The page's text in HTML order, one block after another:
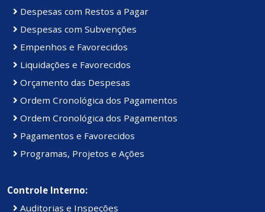
Despesas com Restos a Pagar
Despesas com Subvenções
Empenhos e Favorecidos
Liquidações e Favorecidos
Orçamento das Despesas
Ordem Cronológica dos Pagamentos
Ordem Cronológica dos Pagamentos
Pagamentos e Favorecidos
Programas, Projetos e Ações
Controle Interno:
Auditorias e Inspeções